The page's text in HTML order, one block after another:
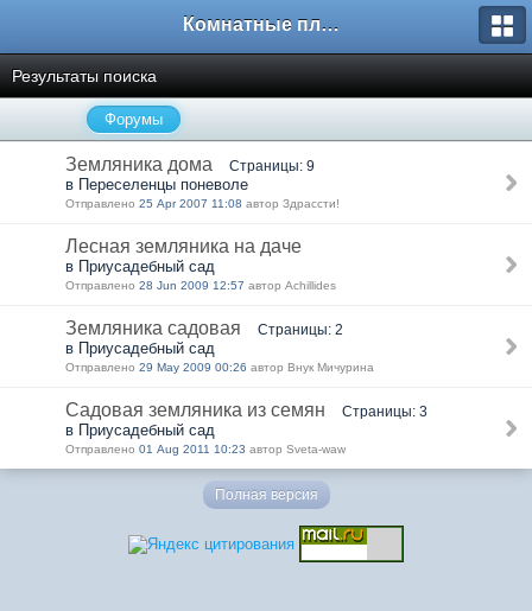
Комнатные плодовые экзоты
Результаты поиска
Форумы
Земляника дома Страницы: 9
в Переселенцы поневоле
Отправлено 25 Apr 2007 11:08 автор Здрассти!
Лесная земляника на даче
в Приусадебный сад
Отправлено 28 Jun 2009 12:57 автор Achillides
Земляника садовая Страницы: 2
в Приусадебный сад
Отправлено 29 May 2009 00:26 автор Внук Мичурина
Садовая земляника из семян Страницы: 3
в Приусадебный сад
Отправлено 01 Aug 2011 10:23 автор Sveta-waw
Полная версия